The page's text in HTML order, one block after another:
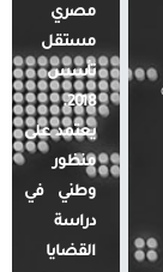
مصري
مستقل
تأسس
2018.
يعتمد على
منظور
وطني في
دراسة
القضايا